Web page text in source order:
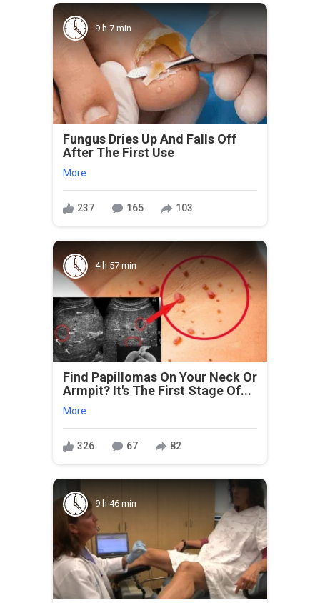
9 h 7 min
Fungus Dries Up And Falls Off
After The First Use
More
237 165 103
4 h 57 min
Find Papillomas On Your Neck Or
Armpit? It's The First Stage Of...
More
326 67 82
9 h 46 min